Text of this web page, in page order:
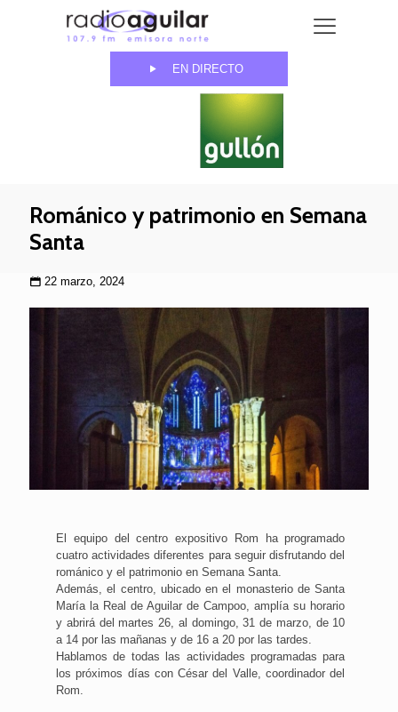
EN DIRECTO
Románico y patrimonio en Semana
Santa
22 marzo, 2024
El equipo del centro expositivo Rom ha programado
cuatro actividades diferentes para seguir disfrutando del
románico y el patrimonio en Semana Santa.
Además, el centro, ubicado en el monasterio de Santa
María la Real de Aguilar de Campoo, amplía su horario
y abrirá del martes 26, al domingo, 31 de marzo, de 10
a 14 por las mañanas y de 16 a 20 por las tardes.
Hablamos de todas las actividades programadas para
los próximos días con César del Valle, coordinador del
Rom.